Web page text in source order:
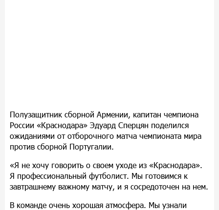
Полузащитник сборной Армении, капитан чемпиона
России «Краснодара» Эдуард Сперцян поделился
ожиданиями от отборочного матча чемпионата мира
против сборной Португалии.
«Я не хочу говорить о своем уходе из «Краснодара».
Я профессиональный футболист. Мы готовимся к
завтрашнему важному матчу, и я сосредоточен на нем.
В команде очень хорошая атмосфера. Мы узнали